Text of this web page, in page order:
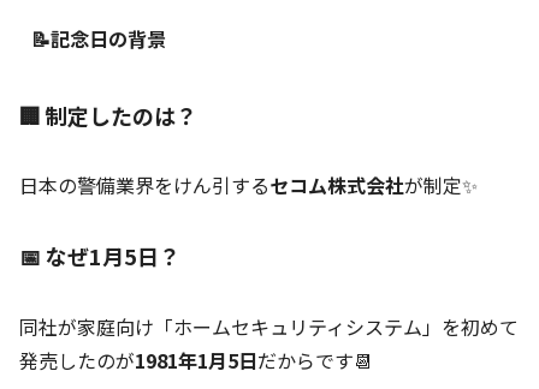
📝記念日の背景
🏢 制定したのは？
日本の警備業界をけん引するセコム株式会社が制定✨
📅 なぜ1月5日？
同社が家庭向け「ホームセキュリティシステム」を初めて
発売したのが1981年1月5日だからです📆